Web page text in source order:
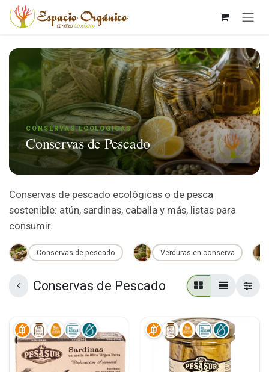
Ir al contenido
CONSERVAS ECOLOGICAS
Conservas de Pescado
Conservas de pescado ecológicas o de pesca
sostenible: atún, sardinas, caballa y más, listas para
consumir.
Conservas de pescado Verduras en conserva
Conservas de Pescado